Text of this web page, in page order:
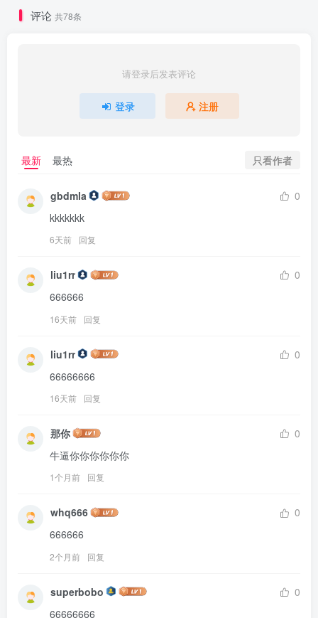
评论 共78条
请登录后发表评论
登录 注册
最新 最热 只看作者
gbdmla
0
kkkkkkk
6天前 回复
liu1rr
0
666666
16天前 回复
liu1rr
0
66666666
16天前 回复
那你
0
牛逼你你你你你你
1个月前 回复
whq666
0
666666
2个月前 回复
superbobo
0
66666666